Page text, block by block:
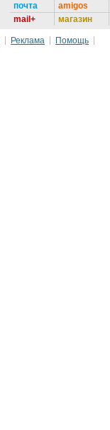
почта
mail+
amigos
магазин
Реклама
Помощь